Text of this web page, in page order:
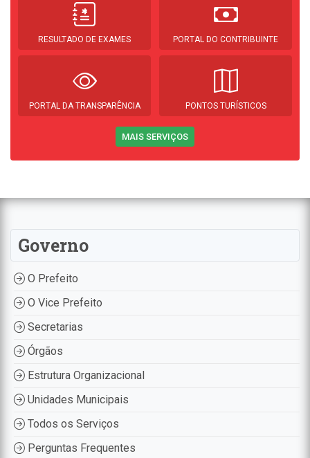
RESULTADO DE EXAMES PORTAL DO CONTRIBUINTE
PORTAL DA TRANSPARÊNCIA PONTOS TURÍSTICOS
MAIS SERVIÇOS
Governo
O Prefeito
O Vice Prefeito
Secretarias
Órgãos
Estrutura Organizacional
Unidades Municipais
Todos os Serviços
Perguntas Frequentes